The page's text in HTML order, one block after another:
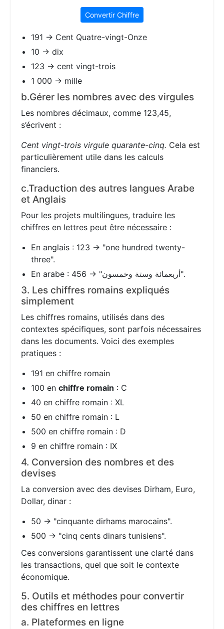
Convertir Chiffre
191 → Cent Quatre-vingt-Onze
10 → dix
123 → cent vingt-trois
1 000 → mille
b.Gérer les nombres avec des virgules
Les nombres décimaux, comme 123,45,
s’écrivent :
Cent vingt-trois virgule quarante-cinq. Cela est
particulièrement utile dans les calculs
financiers.
c.Traduction des autres langues Arabe
et Anglais
Pour les projets multilingues, traduire les
chiffres en lettres peut être nécessaire :
En anglais : 123 → "one hundred twenty-
three".
En arabe : 456 → "أربعمائة وستة وخمسون".
3. Les chiffres romains expliqués
simplement
Les chiffres romains, utilisés dans des
contextes spécifiques, sont parfois nécessaires
dans les documents. Voici des exemples
pratiques :
191 en chiffre romain
100 enchiffre romain : C
40 en chiffre romain : XL
50 en chiffre romain : L
500 en chiffre romain : D
9 en chiffre romain : IX
4. Conversion des nombres et des
devises
La conversion avec des devises Dirham, Euro,
Dollar, dinar :
50 → "cinquante dirhams marocains".
500 → "cinq cents dinars tunisiens".
Ces conversions garantissent une clarté dans
les transactions, quel que soit le contexte
économique.
5. Outils et méthodes pour convertir
des chiffres en lettres
a. Plateformes en ligne